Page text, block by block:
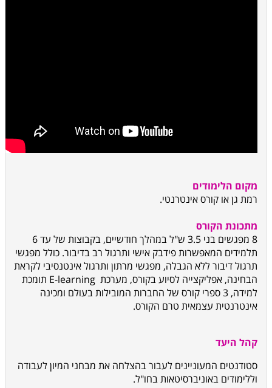
מקום הלימודים
רמת גן או קורס אינטרנטי.
מתכונת הקורס
8 מפגשים בני 3.5 ש"ל במהלך חודשיים, בקבוצות של עד 6
תלמידים המאפשרות פידבק אישי ותרגול רב בדיבור. כולל מפגשי
תרגול דיבור ללא הגבלה, מפגשי מרתון ותרגול אינטנסיבי לקראת
הבחינה, אפליקצייה לסיוע בקורס, מערכת E-learning תומכת
למידה, 3 ספרי קורס של החברות המובילות בעולם ומכינה
אינטרנטית עצמאית טרם הקורס.
קהל היעד
סטודנטים המעוניינים לעבור בהצלחה את מבחני המיון לעבודה
וללימודים באוניברסיטאות בחו"ל.